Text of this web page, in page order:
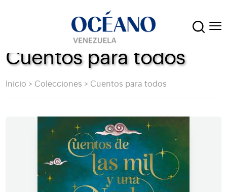
Cuentos para todos
Inicio > Colecciones > Cuentos para todos